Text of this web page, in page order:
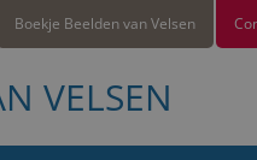
Boekje Beelden van Velsen
VELSEN